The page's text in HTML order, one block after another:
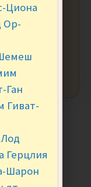
Циона
Ор-
Ган
Гиват-
Герцлия
Шарон